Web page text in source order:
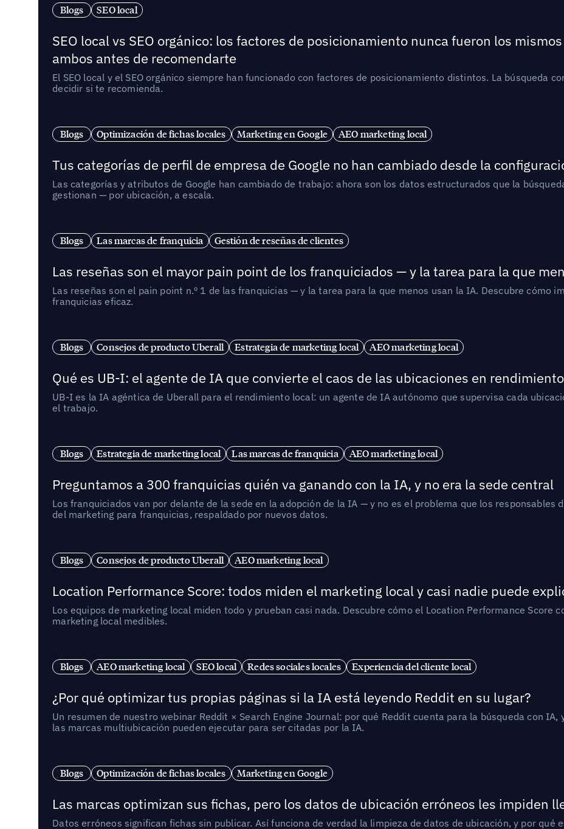
Blogs SEO local
SEO local vs SEO orgánico: los factores de posicionamiento nunca fueron los
ambos antes de recomendarte
El SEO local y el SEO orgánico siempre han funcionado con factores de posicionamiento distintos. La búsqueda
decidir si te recomienda.
Blogs Optimización de fichas locales Marketing en Google AEO marketing local
Tus categorías de perfil de empresa de Google no han cambiado desde la
Las categorías y atributos de Google han cambiado de trabajo: ahora son los datos estructurados que la
gestionan — por ubicación, a escala.
Blogs Las marcas de franquicia Gestión de reseñas de clientes
Las reseñas son el mayor pain point de los franquiciados — y la tarea para la que
Las reseñas son el pain point n.º 1 de las franquicias — y la tarea para la que menos usan la IA. Descubre cómo
franquicias eficaz.
Blogs Consejos de producto Uberall Estrategia de marketing local AEO marketing local
Qué es UB-I: el agente de IA que convierte el caos de las ubicaciones en
UB-I es la IA agéntica de Uberall para el rendimiento local: un agente de IA autónomo que supervisa cada
el trabajo.
Blogs Estrategia de marketing local Las marcas de franquicia AEO marketing local
Preguntamos a 300 franquicias quién va ganando con la IA, y no era la sede central
Los franquiciados van por delante de la sede en la adopción de la IA — y no es el problema que los responsables
del marketing para franquicias, respaldado por nuevos datos.
Blogs Consejos de producto Uberall AEO marketing local
Location Performance Score: todos miden el marketing local y casi nadie puede
Los equipos de marketing local miden todo y prueban casi nada. Descubre cómo el Location Performance Score
marketing local medibles.
Blogs AEO marketing local SEO local Redes sociales locales Experiencia del cliente local
¿Por qué optimizar tus propias páginas si la IA está leyendo Reddit en su lugar?
Un resumen de nuestro webinar Reddit × Search Engine Journal: por qué Reddit cuenta para la búsqueda con
las marcas multiubicación pueden ejecutar para ser citadas por la IA.
Blogs Optimización de fichas locales Marketing en Google
Las marcas optimizan sus fichas, pero los datos de ubicación erróneos les impiden
Datos erróneos significan fichas sin publicar. Así funciona de verdad la limpieza de datos de ubicación, y por qué